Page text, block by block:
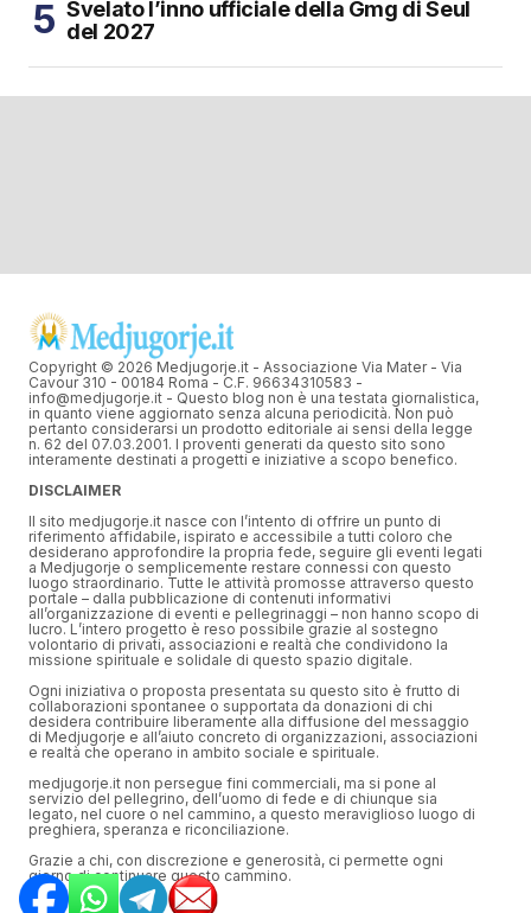
Svelato l’inno ufficiale della Gmg di Seul
del 2027
Copyright © 2026 Medjugorje.it - Associazione Via Mater - Via
Cavour 310 - 00184 Roma - C.F. 96634310583 -
info@medjugorje.it - Questo blog non è una testata giornalistica,
in quanto viene aggiornato senza alcuna periodicità. Non può
pertanto considerarsi un prodotto editoriale ai sensi della legge
n. 62 del 07.03.2001. I proventi generati da questo sito sono
interamente destinati a progetti e iniziative a scopo benefico.
DISCLAIMER
Il sito medjugorje.it nasce con l’intento di offrire un punto di
riferimento affidabile, ispirato e accessibile a tutti coloro che
desiderano approfondire la propria fede, seguire gli eventi legati
a Medjugorje o semplicemente restare connessi con questo
luogo straordinario. Tutte le attività promosse attraverso questo
portale – dalla pubblicazione di contenuti informativi
all’organizzazione di eventi e pellegrinaggi – non hanno scopo di
lucro. L’intero progetto è reso possibile grazie al sostegno
volontario di privati, associazioni e realtà che condividono la
missione spirituale e solidale di questo spazio digitale.
Ogni iniziativa o proposta presentata su questo sito è frutto di
collaborazioni spontanee o supportata da donazioni di chi
desidera contribuire liberamente alla diffusione del messaggio
di Medjugorje e all’aiuto concreto di organizzazioni, associazioni
e realtà che operano in ambito sociale e spirituale.
medjugorje.it non persegue fini commerciali, ma si pone al
servizio del pellegrino, dell’uomo di fede e di chiunque sia
legato, nel cuore o nel cammino, a questo meraviglioso luogo di
preghiera, speranza e riconciliazione.
Grazie a chi, con discrezione e generosità, ci permette ogni
giorno di continuare questo cammino.